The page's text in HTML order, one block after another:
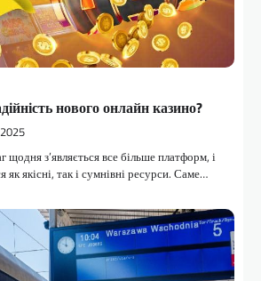
нового онлайн казино?
щодня з’являється все більше платформ, і
якісні, так і сумнівні ресурси. Саме…